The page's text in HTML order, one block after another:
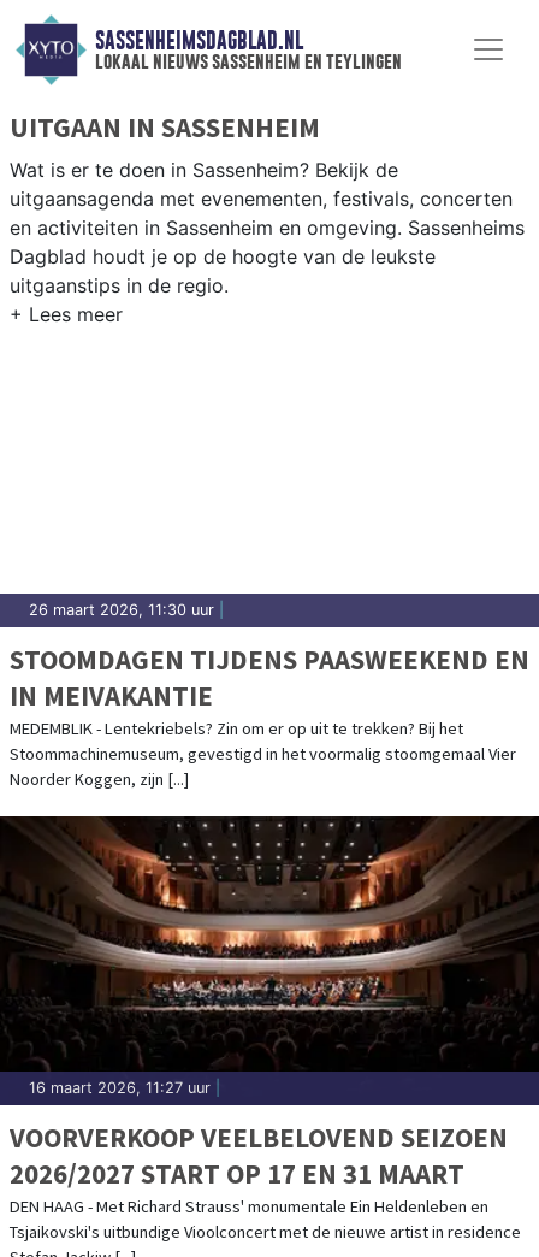
SASSENHEIMSDAGBLAD.NL
lokaal nieuws sassenheim en teylingen
UITGAAN IN SASSENHEIM
Wat is er te doen in Sassenheim? Bekijk de
uitgaansagenda met evenementen, festivals, concerten
en activiteiten in Sassenheim en omgeving. Sassenheims
Dagblad houdt je op de hoogte van de leukste
uitgaanstips in de regio.
26 maart 2026, 11:30 uur
STOOMDAGEN TIJDENS PAASWEEKEND EN
IN MEIVAKANTIE
MEDEMBLIK - Lentekriebels? Zin om er op uit te trekken? Bij het
Stoommachinemuseum, gevestigd in het voormalig stoomgemaal Vier
Noorder Koggen, zijn [...]
16 maart 2026, 11:27 uur
VOORVERKOOP VEELBELOVEND SEIZOEN
2026/2027 START OP 17 EN 31 MAART
DEN HAAG - Met Richard Strauss' monumentale Ein Heldenleben en
Tsjaikovski's uitbundige Vioolconcert met de nieuwe artist in residence